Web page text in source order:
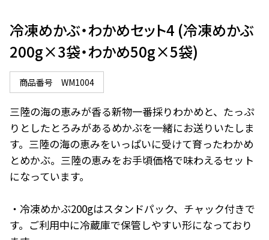
冷凍めかぶ・わかめセット4 (冷凍めかぶ
200g×3袋・わかめ50g×5袋)
商品番号 WM1004
三陸の海の恵みが香る新物一番採りわかめと、たっぷ
りとしたとろみがあるめかぶを一緒にお送りいたしま
す。三陸の海の恵みをいっぱいに受けて育ったわかめ
とめかぶ。三陸の恵みをお手頃価格で味わえるセット
になっています。
・冷凍めかぶ200gはスタンドパック、チャック付きで
す。ご利用中に冷蔵庫で保管しやすい形になっており